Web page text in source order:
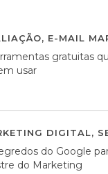
, E-MAIL
gratuitas
usar
DIGITAL,
do Google
do Marketing